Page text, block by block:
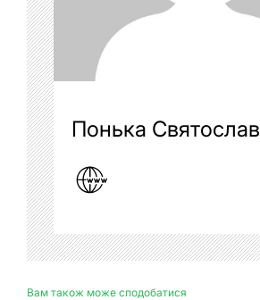
Понька Святослав
Вам також може сподобатися